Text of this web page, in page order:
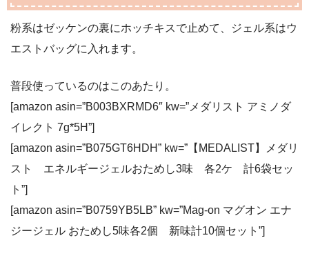
粉系はゼッケンの裏にホッチキスで止めて、ジェル系はウ
エストバッグに入れます。
普段使っているのはこのあたり。
[amazon asin=”B003BXRMD6″ kw=”メダリスト アミノダ
イレクト 7g*5H”]
[amazon asin=”B075GT6HDH” kw=”【MEDALIST】メダリ
スト エネルギージェルおためし3味 各2ケ 計6袋セッ
ト”]
[amazon asin=”B0759YB5LB” kw=”Mag-on マグオン エナ
ジージェル おためし5味各2個 新味計10個セット”]